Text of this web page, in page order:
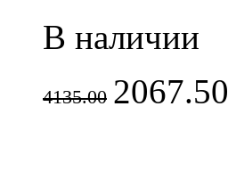
В наличии
4135.00 2067.50